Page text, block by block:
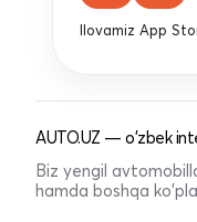
Ilovamiz App
AUTO.UZ — o'zbek
Biz yengil
hamda boshqa